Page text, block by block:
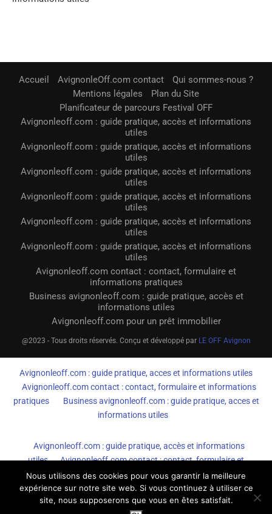
Accueil AvignonleOff.com contact
Qui sommes-nous ?
Mentions légales
Plan du Site
Planificateur de parcours Festival OFF
Avignonleoff.com : guide pratique, accès et informations
utiles
Avignonleoff.com : guide pratique, accès et informations
utiles
Avignonleoff.com : guide pratique, accès et informations
utiles
Avignonleoff.com : guide pratique, accès et informations
utiles
Avignonleoff.com : guide pratique, accès et informations
utiles
Avignonleoff.com : guide pratique, accès et informations
utiles
Avignonleoff.com contact : contact, formulaire et
informations pratiques
Business avignonleoff.com : guide pratique, accès et
informations utiles
Avignonleoff.com pour un prêt immobilier
@2023 - Tous droits réservés. Conçu et développé par LE OFF Avignon
Avignonleoff.com : guide pratique, acces et informations utiles
Avignonleoff.com contact : contact, formulaire et informations
pratiques
Business avignonleoff.com : guide pratique, acces et
informations utiles
Avignonleoff.com : guide pratique, accès et informations
utiles
Avignonleoff.com contact : contact, formulaire et
informations pratiques
Business avignonleoff.com : guide
pratique, accès et informations utiles
Nous utilisons des cookies pour vous garantir la meilleure
expérience sur notre site web. Si vous continuez à utiliser ce
site, nous supposerons que vous en êtes satisfait.